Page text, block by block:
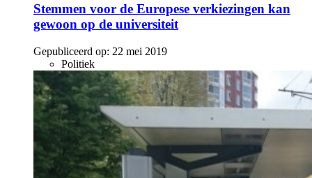
Stemmen voor de Europese verkiezingen kan
gewoon op de universiteit
Gepubliceerd op: 22 mei 2019
Politiek